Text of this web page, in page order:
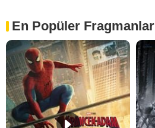
En Popüler Fragmanlar